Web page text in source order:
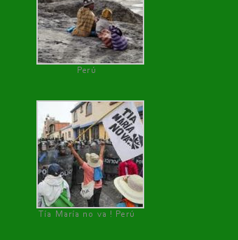
Perú
Tía María no va ! Perú